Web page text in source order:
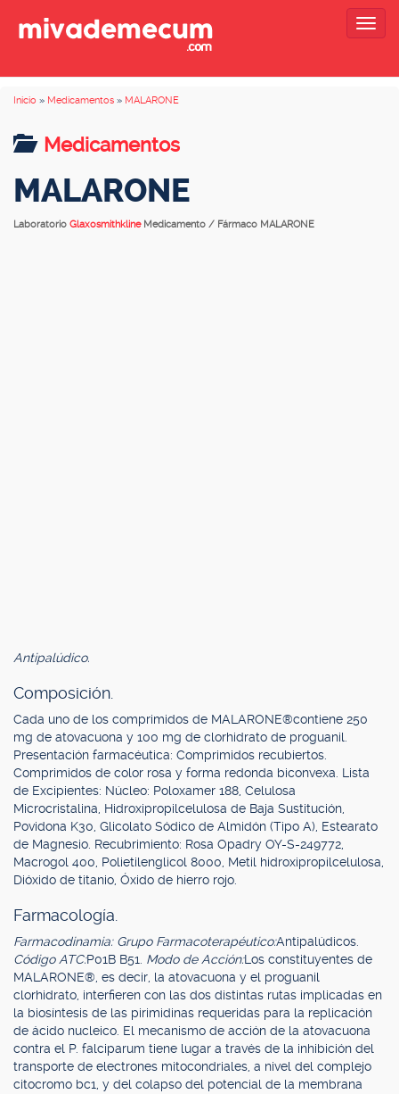
Inicio » Medicamentos » MALARONE
Medicamentos
MALARONE
Laboratorio Glaxosmithkline Medicamento / Fármaco MALARONE
Antipalúdico.
Composición.
Cada uno de los comprimidos de MALARONE®contiene 250
mg de atovacuona y 100 mg de clorhidrato de proguanil.
Presentación farmacéutica: Comprimidos recubiertos.
Comprimidos de color rosa y forma redonda biconvexa. Lista
de Excipientes: Núcleo: Poloxamer 188, Celulosa
Microcristalina, Hidroxipropilcelulosa de Baja Sustitución,
Povidona K30, Glicolato Sódico de Almidón (Tipo A), Estearato
de Magnesio. Recubrimiento: Rosa Opadry OY-S-249772,
Macrogol 400, Polietilenglicol 8000, Metil hidroxipropilcelulosa,
Dióxido de titanio, Óxido de hierro rojo.
Farmacología.
Farmacodinamia: Grupo Farmacoterapéutico:Antipalúdicos.
Código ATC:P01B B51. Modo de Acción:Los constituyentes de
MALARONE®, es decir, la atovacuona y el proguanil
clorhidrato, interfieren con las dos distintas rutas implicadas en
la biosíntesis de las pirimidinas requeridas para la replicación
de ácido nucleico. El mecanismo de acción de la atovacuona
contra el P. falciparum tiene lugar a través de la inhibición del
transporte de electrones mitocondriales, a nivel del complejo
citocromo bc1, y del colapso del potencial de la membrana